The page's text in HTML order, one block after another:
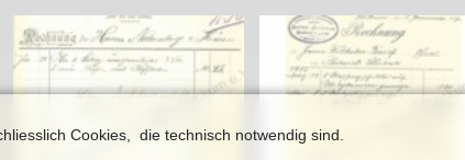
Cookies, die technisch notwendig sind.